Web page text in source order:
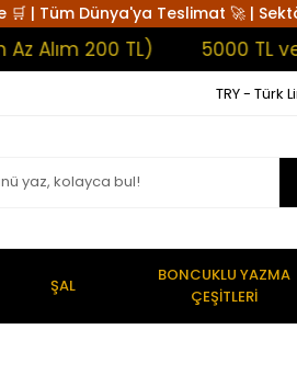
🛒 | Tüm Dünya'ya Teslimat 🚀 |
200 TL) 5000 TL ve
TRY - Türk
ŞAL
BONCUKLU YAZMA
ÇEŞİTLERİ